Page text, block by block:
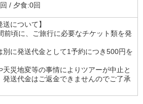
/ 夕食:0回
送について】
前頃に、ご旅行に必要なチケット類を発
に発送代金として1予約につき500円を
災地変等の事情によりツアーが中止と
発送代金はご返金できませんのでご了承